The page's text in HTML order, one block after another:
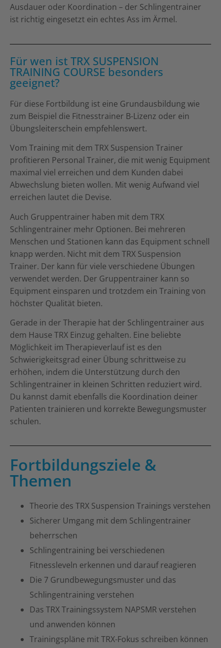
Ausdauer oder Koordination – der Schlingentrainer
ist richtig eingesetzt ein echtes Ass im Ärmel.
Für wen ist TRX SUSPENSION
TRAINING COURSE besonders
geeignet?
Für diese Fortbildung ist eine Grundausbildung wie
zum Beispiel die Fitnesstrainer B-Lizenz oder ein
Übungsleiterschein empfehlenswert.
Vom Training mit dem TRX Suspension Trainer
profitieren Personal Trainer, die mit wenig Equipment
maximal viel erreichen und dem Kunden dabei
Abwechslung bieten wollen. Mit wenig Aufwand viel
erreichen lautet die Devise.
Auch Gruppentrainer haben mit dem TRX
Schlingentrainer mehr Optionen. Bei mehreren
Menschen und Stationen kann das Equipment schnell
knapp werden. Nicht mit dem TRX Suspension
Trainer. Der kann für viele verschiedene Übungen
verwendet werden. Der Gruppentrainer kann so
Equipment einsparen und trotzdem ein Training von
höchster Qualität bieten.
Gerade in der Therapie hat der Schlingentrainer aus
dem Hause TRX Einzug gehalten. Eine beliebte
Möglichkeit im Therapieverlauf ist es den
Schwierigkeitsgrad einer Übung schrittweise zu
erhöhen, indem die Unterstützung durch den
Schlingentrainer in kleinen Schritten reduziert wird.
Du kannst damit ebenfalls die Koordination deiner
Patienten trainieren und korrekte Bewegungsmuster
schulen.
Fortbildungsziele &
Themen
Theorie des TRX Suspension Trainings verstehen
Sicherer Umgang mit dem Schlingentrainer
beherrschen
Schlingentraining bei verschiedenen
Fitnessleveln erkennen und darauf reagieren
Die 7 Grundbewegungsmuster und das
Schlingentraining verstehen
Das TRX Trainingssystem NAPSMR verstehen
und anwenden können
Trainingspläne mit TRX-Fokus schreiben können